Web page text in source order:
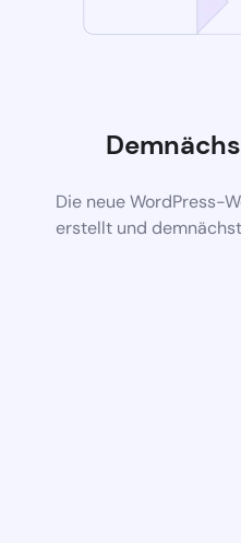
Die neue WordPress-
erstellt und